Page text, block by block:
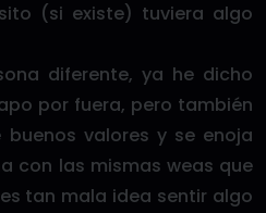
(si existe) tuviera algo
diferente, ya he dicho
por fuera, pero también
valores y se enoja
con las mismas weas que
tan mala idea sentir algo